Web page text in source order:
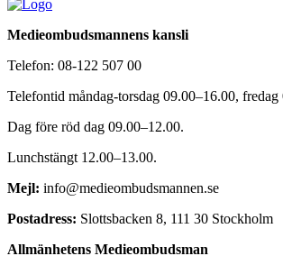
Medieombudsmannens kansli
Telefon: 08-122 507 00
Telefontid måndag-torsdag 09.00–16.00, fredag
Dag före röd dag 09.00–12.00.
Lunchstängt 12.00–13.00.
Mejl: info@medieombudsmannen.se
Postadress: Slottsbacken 8, 111 30 Stockholm
Allmänhetens Medieombudsman